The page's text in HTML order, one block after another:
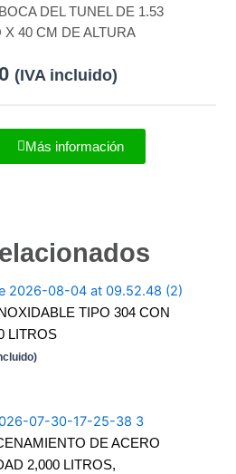
DEL TUNEL DE 1.53
X 40 CM DE ALTURA
(IVA incluido)
Más información
TIPO 304 CON
LITROS
DE ACERO
2,000 LITROS,